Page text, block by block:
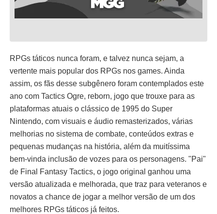
RPGs táticos nunca foram, e talvez nunca sejam, a
vertente mais popular dos RPGs nos games. Ainda
assim, os fãs desse subgênero foram contemplados este
ano com Tactics Ogre, reborn, jogo que trouxe para as
plataformas atuais o clássico de 1995 do Super
Nintendo, com visuais e áudio remasterizados, várias
melhorias no sistema de combate, conteúdos extras e
pequenas mudanças na história, além da muitíssima
bem-vinda inclusão de vozes para os personagens. "Pai"
de Final Fantasy Tactics, o jogo original ganhou uma
versão atualizada e melhorada, que traz para veteranos e
novatos a chance de jogar a melhor versão de um dos
melhores RPGs táticos já feitos.